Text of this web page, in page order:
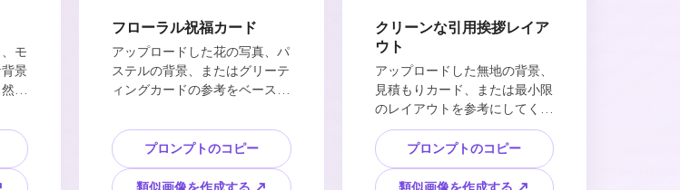
モ
景
な
ン
ム
日
日
フローラル祝福カード
アップロードした花の写真、パ
ステルの背景、またはグリーテ
ィングカードの参考をベースに
トフォーカス、色の調和を保ち
ます。白い花、緑と金のアクセ
ント、微妙なモスクのアーチの
輪郭、柔らかいランタンの輝
プロンプトのコピー
クリーンな引用挨拶レイア
ウト
アップロードした無地の背景、
見積もりカード、または最小限
のレイアウトを参考にしてくだ
さい。シンプルな構成、色の柔
らかさ、読みやすい空白スペー
スを保ちます。洗練されたモス
クの窓の形、微妙な幾何学的境
プロンプトのコピー